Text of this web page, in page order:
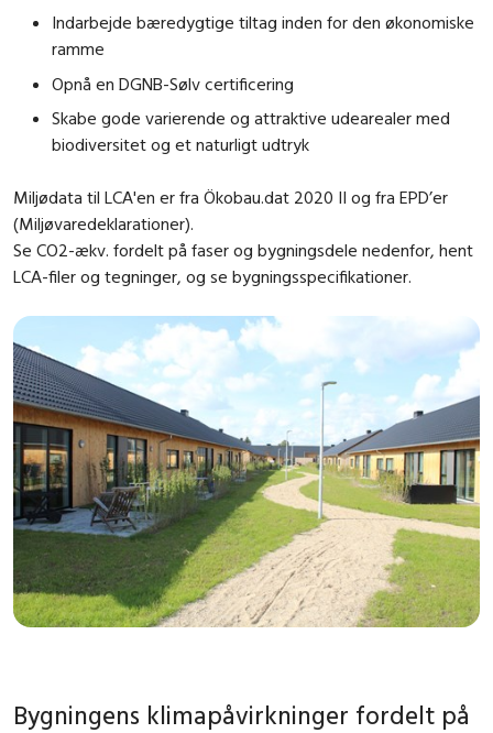
Indarbejde bæredygtige tiltag inden for den økonomiske
ramme
Opnå en DGNB-Sølv certificering
Skabe gode varierende og attraktive udearealer med
biodiversitet og et naturligt udtryk
Miljødata til LCA'en er fra Ökobau.dat 2020 II og fra EPD’er
(Miljøvaredeklarationer).
Se CO2-ækv. fordelt på faser og bygningsdele nedenfor, hent
LCA-filer og tegninger, og se bygningsspecifikationer.
Bygningens klimapåvirkninger fordelt på